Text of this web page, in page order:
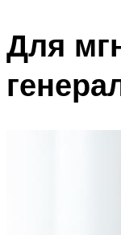
Для